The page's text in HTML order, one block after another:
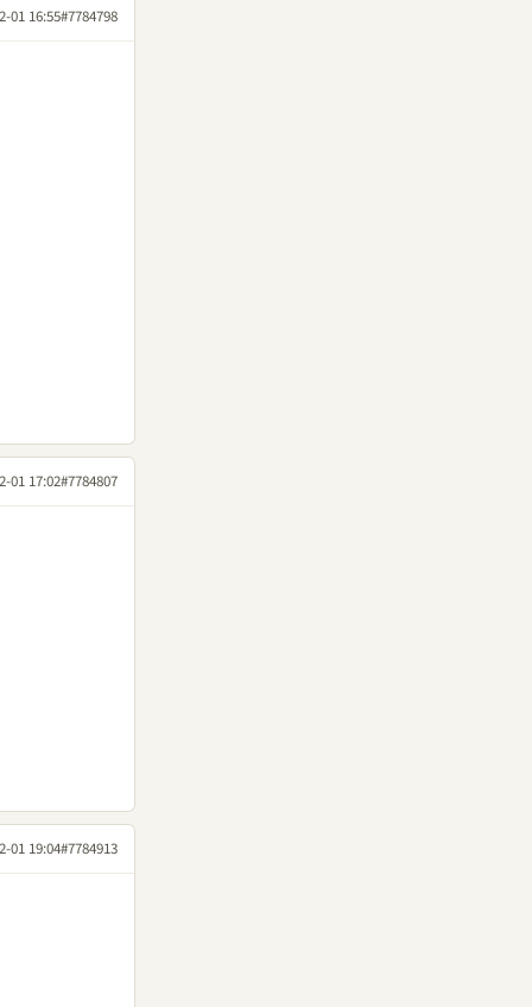
01 16:55#7784798
01 17:02#7784807
01 19:04#7784913